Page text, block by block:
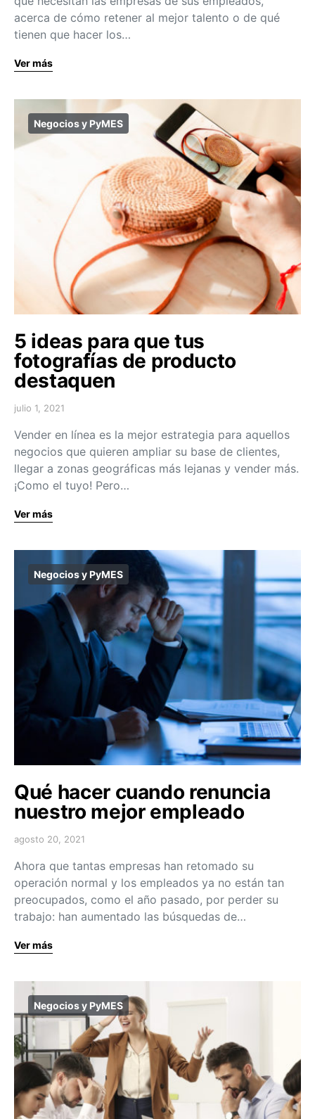
acerca de cómo retener al mejor talento o de qué
tienen que hacer los…
Ver más
Negocios y PyMES
5 ideas para que tus
fotografías de producto
destaquen
julio 1, 2021
Vender en línea es la mejor estrategia para aquellos
negocios que quieren ampliar su base de clientes,
llegar a zonas geográficas más lejanas y vender más.
¡Como el tuyo! Pero…
Ver más
Negocios y PyMES
Qué hacer cuando renuncia
nuestro mejor empleado
agosto 20, 2021
Ahora que tantas empresas han retomado su
operación normal y los empleados ya no están tan
preocupados, como el año pasado, por perder su
trabajo: han aumentado las búsquedas de…
Ver más
Negocios y PyMES